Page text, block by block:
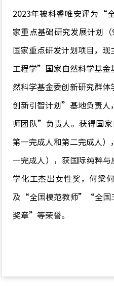
2023年被科睿唯安评为“
家重点基础研究发展计划
国家重点研发计划项目，
工程学”国家自然科学基金
然科学基金委创新研究群
创新引智计划”基地负责
师团队”负责人。获得国
第一完成人和第二完成人）
一完成人），获国际纯粹与
学化工杰出女性奖，何梁
及“全国模范教师”“全国
奖章”等荣誉。